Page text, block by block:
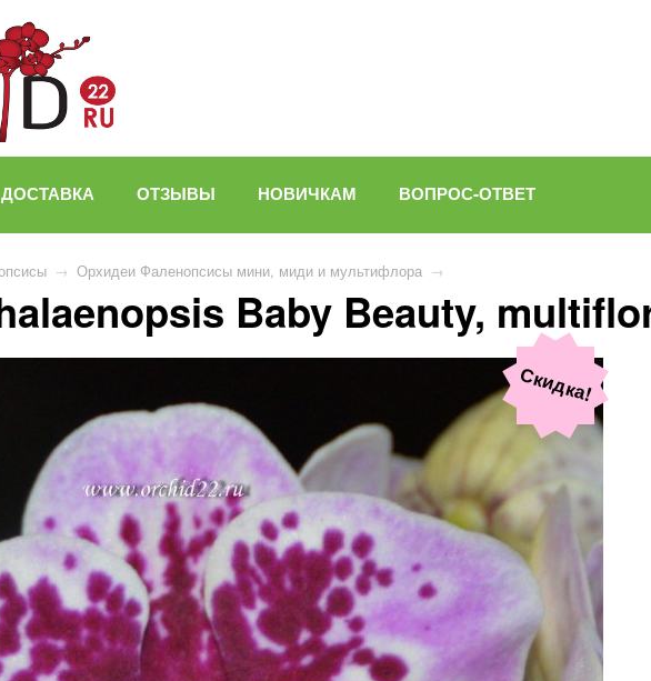
ДОСТАВКА ОТЗЫВЫ НОВИЧКАМ ВОПРОС-ОТВЕТ
→ Орхидеи Фаленопсисы мини, миди и мультифлора →
Baby Beauty,
Скидка!